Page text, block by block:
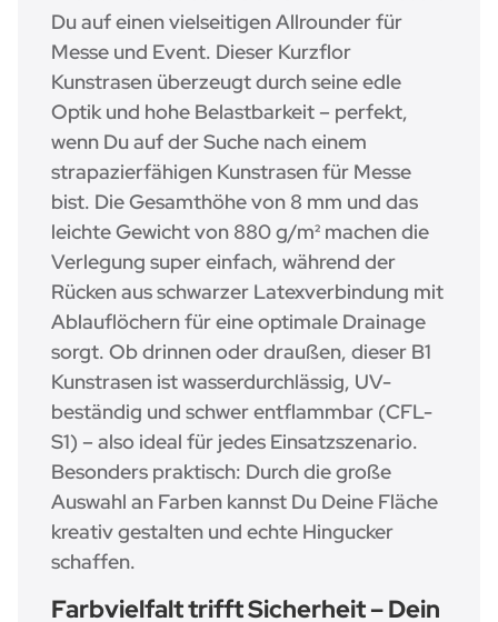
Du auf einen vielseitigen Allrounder für
Messe und Event. Dieser Kurzflor
Kunstrasen überzeugt durch seine edle
Optik und hohe Belastbarkeit – perfekt,
wenn Du auf der Suche nach einem
strapazierfähigen Kunstrasen für Messe
bist. Die Gesamthöhe von 8 mm und das
leichte Gewicht von 880 g/m² machen die
Verlegung super einfach, während der
Rücken aus schwarzer Latexverbindung mit
Ablauflöchern für eine optimale Drainage
sorgt. Ob drinnen oder draußen, dieser B1
Kunstrasen ist wasserdurchlässig, UV-
beständig und schwer entflammbar (CFL-
S1) – also ideal für jedes Einsatzszenario.
Besonders praktisch: Durch die große
Auswahl an Farben kannst Du Deine Fläche
kreativ gestalten und echte Hingucker
schaffen.
Farbvielfalt trifft Sicherheit – Dein